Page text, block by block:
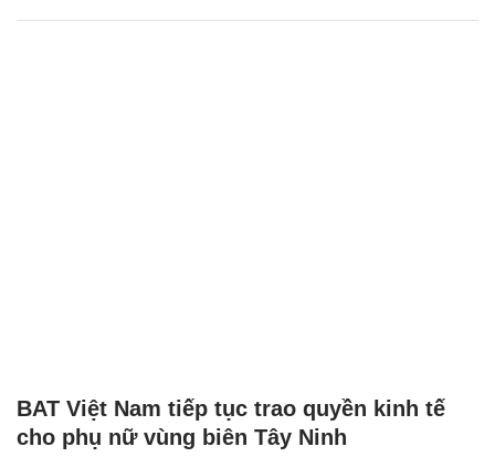
BAT Việt Nam tiếp tục trao quyền kinh tế
cho phụ nữ vùng biên Tây Ninh